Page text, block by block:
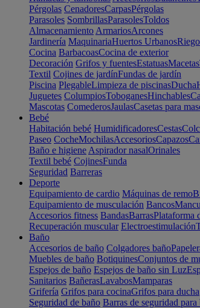
Pérgolas CenadoresCarpasPérgolas
Parasoles SombrillasParasolesToldos
Almacenamiento ArmariosArcones
Jardinería MaquinariaHuertos UrbanosRiego
Cocina BarbacoasCocina de exterior
Decoración Grifos y fuentesEstatuasMacetas
Textil Cojines de jardínFundas de jardín
Piscina PlegableLimpieza de piscinasDucha
Juguetes ColumpiosToboganesHinchables
Mascotas ComederosJaulasCasetas para
Bebé
Habitación bebé HumidificadoresCestas
Paseo CocheMochilasAccesoriosCapazos
Baño e higiene Aspirador nasalOrinales
Textil bebé CojinesFunda
Seguridad Barreras
Deporte
Equipamiento de cardio Máquinas de remo
Equipamiento de musculación Bancos
Accesorios fitness BandasBarrasPlataforma
Recuperación muscular Electroestimulación
Baño
Accesorios de baño Colgadores baño
Muebles de baño BotiquinesConjuntos de
Espejos de baño Espejos de baño sin Luz
Sanitarios BañerasLavabosMamparas
Grifería Grifos para cocinaGrifos para ducha
Seguridad de baño Barras de seguridad para